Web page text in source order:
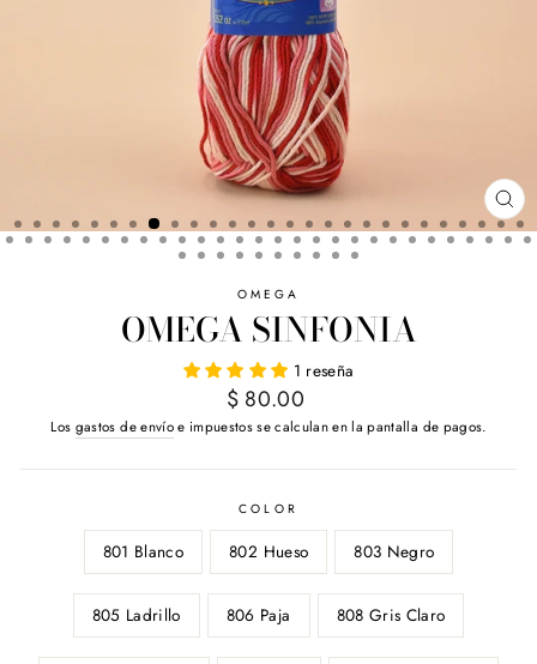
OMEGA
OMEGA SINFONIA
1 reseña
Precio
habitual
$ 80.00
Los gastos de envíoe impuestos se calculan en la pantalla de pagos.
COLOR
801 Blanco 802 Hueso 803 Negro
805 Ladrillo 806 Paja 808 Gris Claro